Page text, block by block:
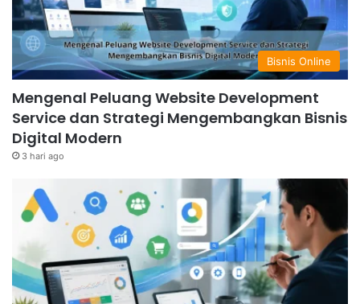
Bisnis Online
Mengenal Peluang Website Development
Service dan Strategi Mengembangkan Bisnis
Digital Modern
3 hari ago